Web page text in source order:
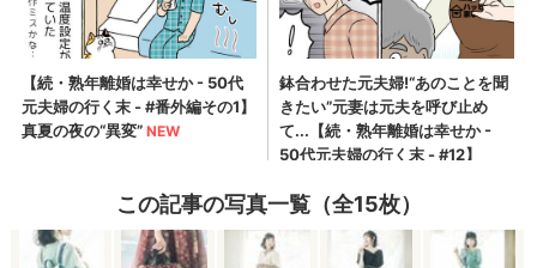
この記事の写真一覧（全15枚）